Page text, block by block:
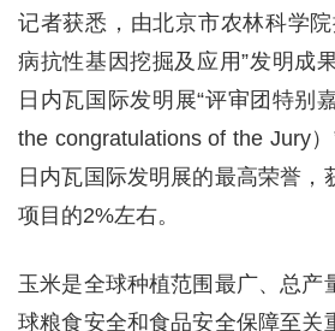
记者获悉，由北京市农林科学
病抗性基因挖掘及应用”发明成
日内瓦国际发明展“评审团特别
the congratulations of the Jury
日内瓦国际发明展的最高荣誉，
项目的2%左右。
玉米是全球种植范围最广、总产
球粮食安全和食品安全保障至关